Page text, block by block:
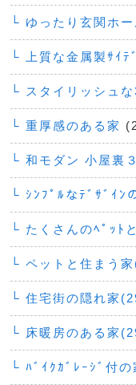
└ ゆったり玄関ホ
└ 上質な金属製ｻｲﾃ
└ スタイリッシュ
└ 重厚感のある家
└ 和モダン 小屋裏
└ ｼﾝﾌﾟﾙなﾃﾞｻﾞｲﾝ
└ たくさんのﾍﾟｯﾄ
└ ペットと住まう
└ 住宅街の隠れ家
└ 床暖房のある家
└ ﾊﾞｲｸｶﾞﾚｰｼﾞ付の